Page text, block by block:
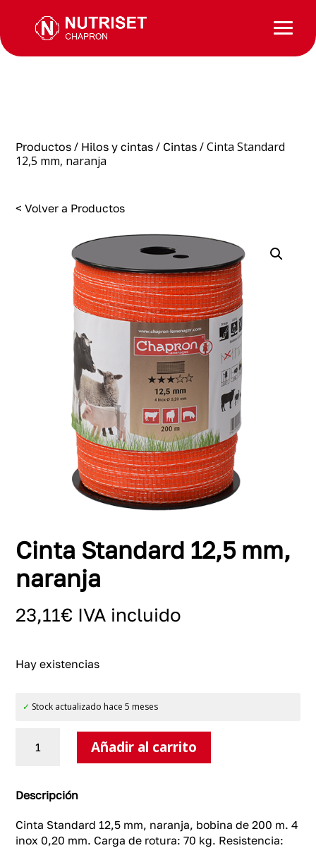
Productos / Hilos y cintas / Cintas / Cinta Standard
12,5 mm, naranja
< Volver a Productos
Cinta Standard 12,5 mm,
naranja
23,11€ IVA incluido
Hay existencias
✓ Stock actualizado hace 5 meses
Standard
naranja
cantidad
Añadir al carrito
Descripción
Cinta Standard 12,5 mm, naranja, bobina de 200 m. 4
inox 0,20 mm. Carga de rotura: 70 kg. Resistencia: